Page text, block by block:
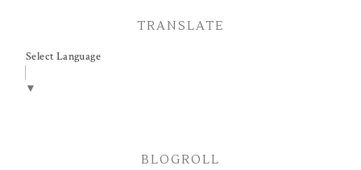
TRANSLATE
Select Language
▼
BLOGROLL